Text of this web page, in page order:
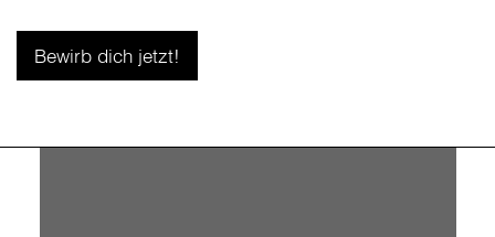
Bewirb dich jetzt!